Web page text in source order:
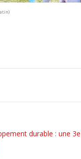
durable : une